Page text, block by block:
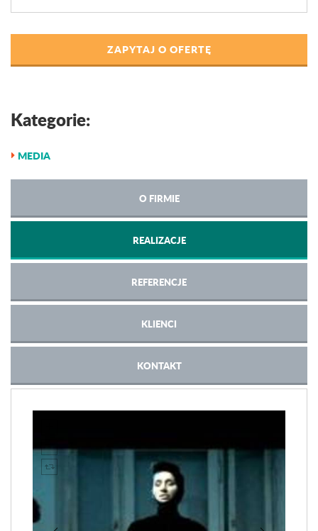
ZAPYTAJ O OFERTĘ
Kategorie:
MEDIA
O FIRMIE
REALIZACJE
REFERENCJE
KLIENCI
KONTAKT